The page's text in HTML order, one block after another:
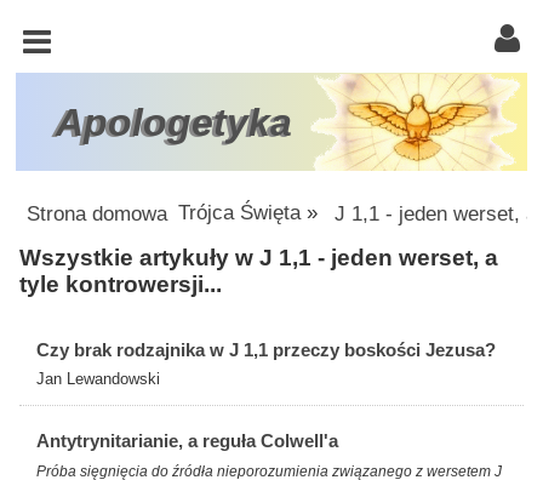
Apologetyka
KOŚCIÓŁ
KATOLICKI
TRÓJCA
ŚWIĘTA
ATEIZM
ŚWIADKOWIE
W
OBRONIE
WIARY
Strona domowa Trójca Święta» J 1,1 - jeden werset,
Wszystkie artykuły w J 1,1 - jeden werset, a
tyle kontrowersji...
Czy brak rodzajnika w J 1,1 przeczy boskości Jezusa?
Jan Lewandowski
Antytrynitarianie, a reguła Colwell'a
Próba sięgnięcia do źródła nieporozumienia związanego z wersetem J